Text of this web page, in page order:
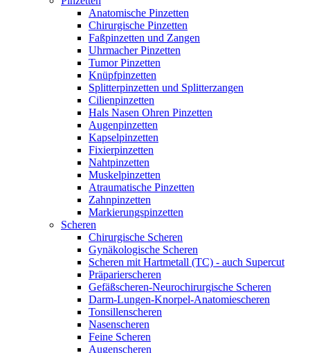
Anatomische Pinzetten
Chirurgische Pinzetten
Faßpinzetten und Zangen
Uhrmacher Pinzetten
Tumor Pinzetten
Knüpfpinzetten
Splitterpinzetten und Splitterzangen
Cilienpinzetten
Hals Nasen Ohren Pinzetten
Augenpinzetten
Kapselpinzetten
Fixierpinzetten
Nahtpinzetten
Muskelpinzetten
Atraumatische Pinzetten
Zahnpinzetten
Markierungspinzetten
Scheren
Chirurgische Scheren
Gynäkologische Scheren
Scheren mit Hartmetall (TC) - auch Supercut
Präparierscheren
Gefäßscheren-Neurochirurgische Scheren
Darm-Lungen-Knorpel-Anatomiescheren
Tonsillenscheren
Nasenscheren
Feine Scheren
Augenscheren